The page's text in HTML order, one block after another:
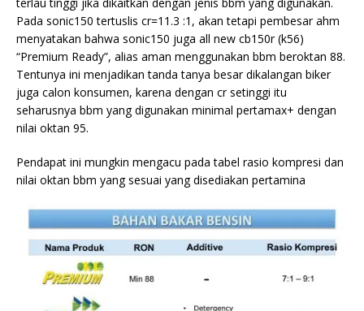
Pada sonic150 tertuslis cr=11.3 :1, akan tetapi pembesar ahm
menyatakan bahwa sonic150 juga all new cb150r (k56)
“Premium Ready”, alias aman menggunakan bbm beroktan 88.
Tentunya ini menjadikan tanda tanya besar dikalangan biker
juga calon konsumen, karena dengan cr setinggi itu
seharusnya bbm yang digunakan minimal pertamax+ dengan
nilai oktan 95.
Pendapat ini mungkin mengacu pada tabel rasio kompresi dan
nilai oktan bbm yang sesuai yang disediakan pertamina